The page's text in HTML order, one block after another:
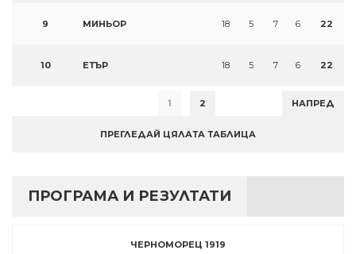
9 МИНЬОР 18 5 7 6 22
10 ЕТЪР 18 5 7 6 22
1 2 НАПРЕД
ПРЕГЛЕДАЙ ЦЯЛАТА ТАБЛИЦА
ПРОГРАМА И РЕЗУЛТАТИ
ЧЕРНОМОРЕЦ 1919